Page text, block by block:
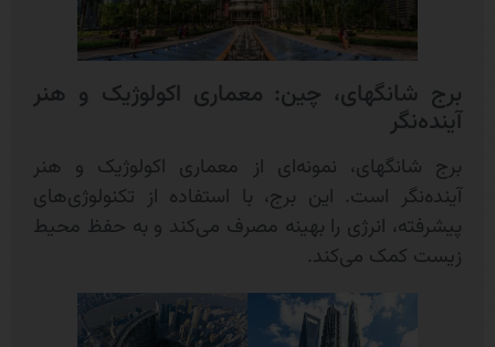
برج شانگهای، چین: معماری اکولوژیک و هنر
آینده‌نگر
برج شانگهای، نمونه‌ای از معماری اکولوژیک و هنر
آینده‌نگر است. این برج، با استفاده از تکنولوژی‌های
پیشرفته، انرژی را بهینه مصرف می‌کند و به حفظ محیط
زیست کمک می‌کند.